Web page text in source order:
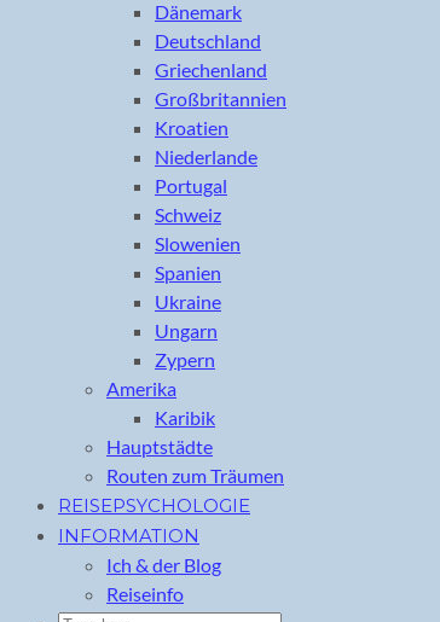
Dänemark
Deutschland
Griechenland
Großbritannien
Kroatien
Niederlande
Portugal
Schweiz
Slowenien
Spanien
Ukraine
Ungarn
Zypern
Amerika
Karibik
Hauptstädte
Routen zum Träumen
REISEPSYCHOLOGIE
INFORMATION
Ich & der Blog
Reiseinfo